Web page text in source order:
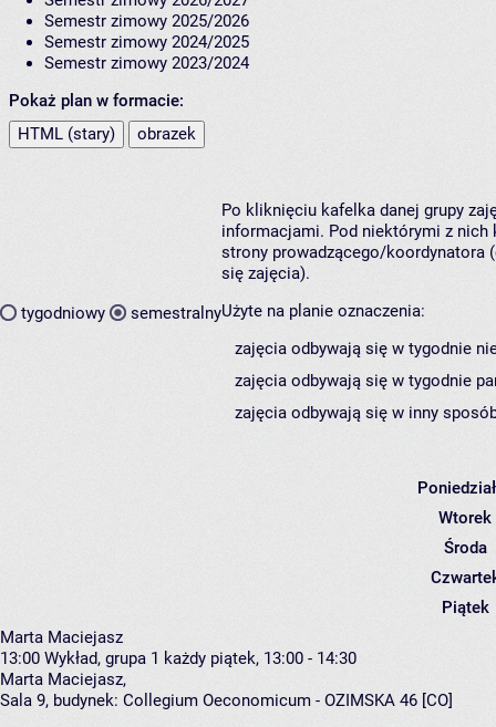
Semestr zimowy 2025/2026
Semestr zimowy 2024/2025
Semestr zimowy 2023/2024
Pokaż plan w formacie:
HTML (stary)
obrazek
tygodniowy semestralny
Po kliknięciu kafelka danej grupy
informacjami. Pod niektórymi z nich
strony prowadzącego/koordynatora
się zajęcia).
Użyte na planie oznaczenia:
zajęcia odbywają się w tygodnie
zajęcia odbywają się w tygodnie
zajęcia odbywają się w inny
Wtorek
Środa
Piątek
Marta Maciejasz
13:00 Wykład, grupa 1 każdy piątek, 13:00 - 14:30
Marta Maciejasz,
Sala 9, budynek: Collegium Oeconomicum - OZIMSKA 46 [CO]